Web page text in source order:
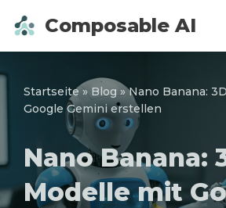
Composable AI
Startseite » Blog »Nano Banana:
Google Gemini erstellen
Nano Banana:
Modelle mit